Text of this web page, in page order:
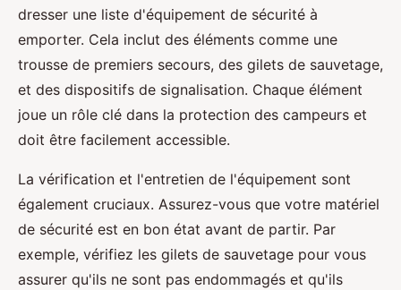
dresser une liste d'équipement de sécurité à
emporter. Cela inclut des éléments comme une
trousse de premiers secours, des gilets de sauvetage,
et des dispositifs de signalisation. Chaque élément
joue un rôle clé dans la protection des campeurs et
doit être facilement accessible.
La vérification et l'entretien de l'équipement sont
également cruciaux. Assurez-vous que votre matériel
de sécurité est en bon état avant de partir. Par
exemple, vérifiez les gilets de sauvetage pour vous
assurer qu'ils ne sont pas endommagés et qu'ils